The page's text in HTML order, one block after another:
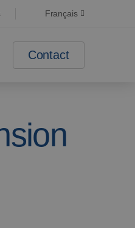
Français
Contact